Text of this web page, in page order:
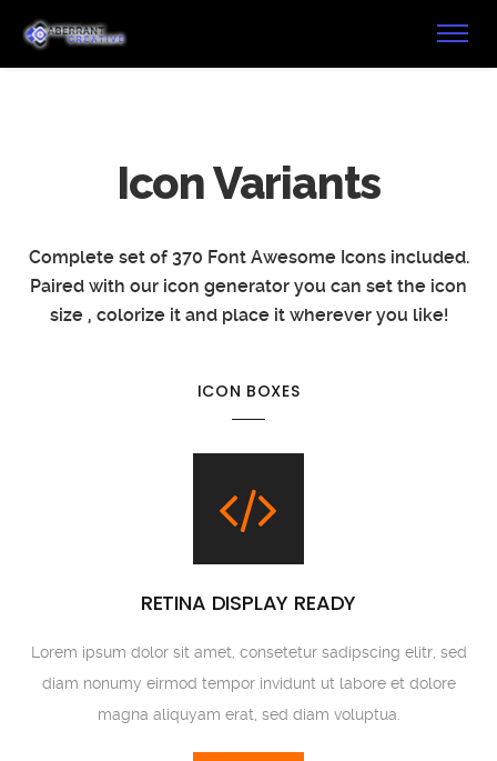
Icon Variants
Complete set of 370 Font Awesome Icons included.
Paired with our icon generator you can set the icon
size , colorize it and place it wherever you like!
ICON BOXES
RETINA DISPLAY READY
Lorem ipsum dolor sit amet, consetetur sadipscing elitr, sed
diam nonumy eirmod tempor invidunt ut labore et dolore
magna aliquyam erat, sed diam voluptua.